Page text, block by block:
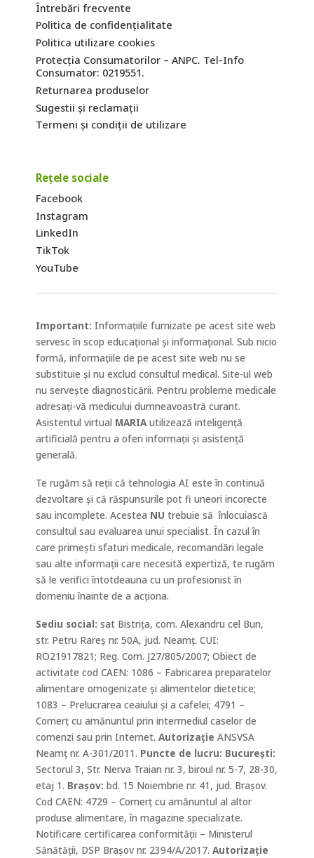
Întrebări frecvente
Politica de confidențialitate
Politica utilizare cookies
Protecția Consumatorilor – ANPC. Tel-Info
Consumator: 0219551.
Returnarea produselor
Sugestii și reclamații
Termeni și condiții de utilizare
Rețele sociale
Facebook
Instagram
LinkedIn
TikTok
YouTube
Important: Informațiile furnizate pe acest site web
servesc în scop educațional și informațional. Sub nicio
formă, informațiile de pe acest site web nu se
substituie și nu exclud consultul medical. Site-ul web
nu servește diagnosticării. Pentru probleme medicale
adresați-vă medicului dumneavoastră curant.
Asistentul virtual MARIA utilizează inteligență
artificială pentru a oferi informații și asistență
generală.
Te rugăm să reții că tehnologia AI este în continuă
dezvoltare și că răspunsurile pot fi uneori incorecte
sau incomplete. Acestea NU trebuie să înlocuiască
consultul sau evaluarea unui specialist. În cazul în
care primești sfaturi medicale, recomandări legale
sau alte informații care necesită expertiză, te rugăm
să le verifici întotdeauna cu un profesionist în
domeniu înainte de a acționa.
Sediu social: sat Bistrița, com. Alexandru cel Bun,
str. Petru Rareș nr. 50A, jud. Neamț. CUI:
RO21917821; Reg. Com. J27/805/2007; Obiect de
activitate cod CAEN: 1086 – Fabricarea preparatelor
alimentare omogenizate și alimentelor dietetice;
1083 – Prelucrarea ceaiului și a cafelei; 4791 –
Comerţ cu amănuntul prin intermediul caselor de
comenzi sau prin Internet. Autorizație ANSVSA
Neamț nr. A-301/2011. Puncte de lucru: Bucureşti:
Sectorul 3, Str. Nerva Traian nr. 3, biroul nr. 5-7, 28-30,
etaj 1. Braşov: bd. 15 Noiembrie nr. 41, jud. Braşov.
Cod CAEN: 4729 – Comerț cu amănuntul al altor
produse alimentare, în magazine specializate.
Notificare certificarea conformității – Ministerul
Sănătății, DSP Brașov nr. 2394/A/2017. Autorizație